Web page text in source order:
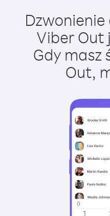
Dzwonienie
Viber Out
Gdy masz
Out,